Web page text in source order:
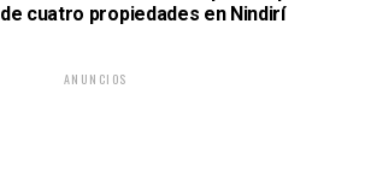
de cuatro propiedades en Nindirí
ANUNCIOS